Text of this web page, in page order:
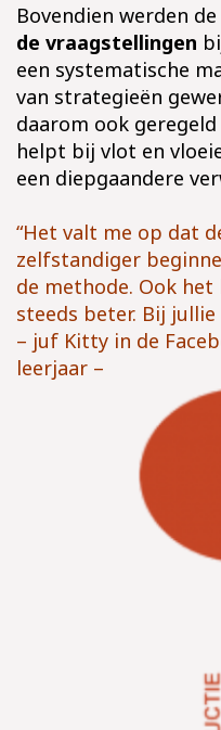
Bovendien werden de
de vraagstellingen
een systematische
van strategieën
daarom ook
helpt bij vlot en
een diepgaandere
“Het valt me op dat
zelfstandiger
de methode. Ook
steeds beter. Bij jullie
– juf Kitty in de
leerjaar –